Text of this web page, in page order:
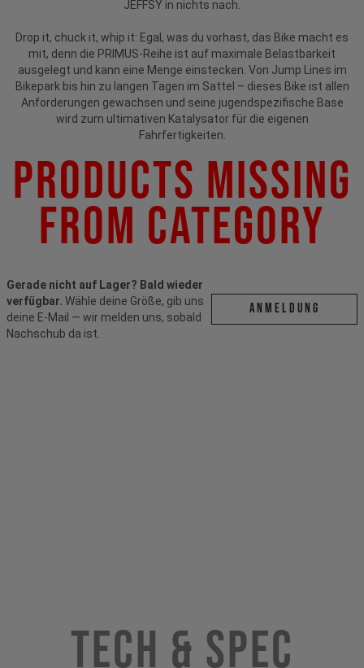
JEFFSY in nichts nach.
Drop it, chuck it, whip it: Egal, was du vorhast, das Bike macht es
mit, denn die PRIMUS-Reihe ist auf maximale Belastbarkeit
ausgelegt und kann eine Menge einstecken. Von Jump Lines im
Bikepark bis hin zu langen Tagen im Sattel – dieses Bike ist allen
Anforderungen gewachsen und seine jugendspezifische Base
wird zum ultimativen Katalysator für die eigenen
Fahrfertigkeiten.
Products Missing
From Category
Gerade nicht auf Lager? Bald wieder
verfügbar. Wähle deine Größe, gib uns
deine E-Mail — wir melden uns, sobald
Nachschub da ist.
ANMELDUNG
Tech & Spec